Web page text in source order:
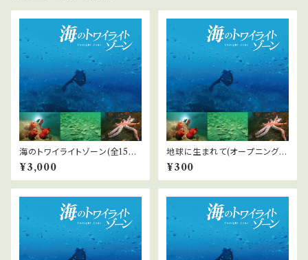
海のトワイライトゾーン(全15
曲）（ダウンロード）
¥3,000
地球に生まれて(オープニングテ
ーマ)（ダウンロード）『海のトワ
イライトゾーン』より
¥300